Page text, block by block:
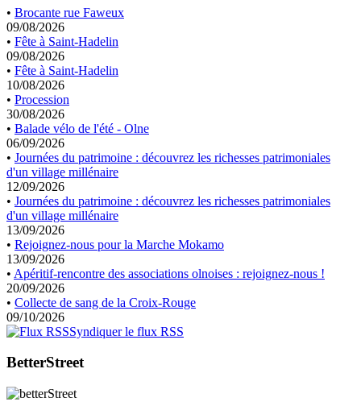
• Brocante rue Faweux
09/08/2026
• Fête à Saint-Hadelin
09/08/2026
• Fête à Saint-Hadelin
10/08/2026
• Procession
30/08/2026
• Balade vélo de l'été - Olne
06/09/2026
• Journées du patrimoine : découvrez les richesses patrimoniales
d'un village millénaire
12/09/2026
• Journées du patrimoine : découvrez les richesses patrimoniales
d'un village millénaire
13/09/2026
• Rejoignez-nous pour la Marche Mokamo
13/09/2026
• Apéritif-rencontre des associations olnoises : rejoignez-nous !
20/09/2026
• Collecte de sang de la Croix-Rouge
09/10/2026
Syndiquer le flux RSS
BetterStreet